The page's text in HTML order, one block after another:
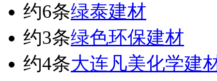
约6条绿泰建材
约3条绿色环保建材
约4条大连凡美化学建